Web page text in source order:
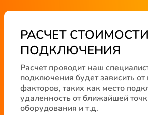
РАСЧЕТ СТОИМОСТИ
ПОДКЛЮЧЕНИЯ
Расчет проводит наш
подключения будет зависить
факторов, таких как место
удаленность от ближайшей
оборудования и т.д.